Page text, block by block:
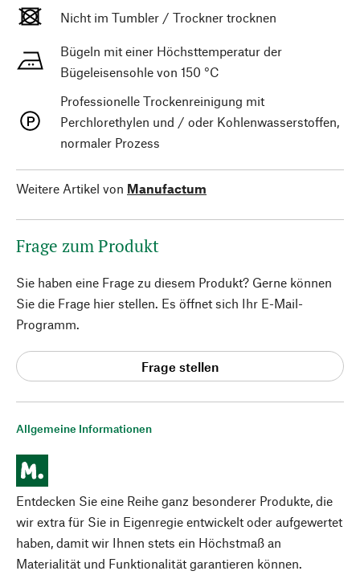
Allgemeine Informationen
Entdecken Sie eine Reihe ganz besonderer Produkte, die
wir extra für Sie in Eigenregie entwickelt oder aufgewertet
haben, damit wir Ihnen stets ein Höchstmaß an
Materialität und Funktionalität garantieren können.
Nicht im Tumbler / Trockner trocknen
Bügeln mit einer Höchsttemperatur der
Bügeleisensohle von 150 °C
Professionelle Trockenreinigung mit
Perchlorethylen und / oder Kohlenwasserstoffen,
normaler Prozess
Weitere Artikel von Manufactum
Frage zum Produkt
Sie haben eine Frage zu diesem Produkt? Gerne können
Sie die Frage hier stellen. Es öffnet sich Ihr E-Mail-
Programm.
Frage stellen